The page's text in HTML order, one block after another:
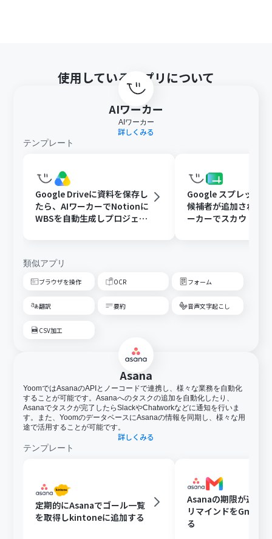
めご注意ください。
使用しているアプリについて
AIワーカー
AIワーカー
詳しくみる
テンプレート
Google Driveに資料を保存し
たら、AIワーカーでNotionに
WBSを自動生成しプロジェク
Google スプレッドシ
候補者が追加された
ーカーでスカウト文
類似アプリ
ブラウザを操作 OCR フォーム
翻訳 要約 音声文字起こし
CSV加工
Asana
YoomではAsanaのAPIとノーコードで連携し、様々な業務を自動化
することが可能です。Asanaへのタスクの追加を自動化したり、
Asanaでタスクが完了したらSlackやChatworkなどに通知を行いま
す。また、YoomのデータベースにAsanaの情報を同期し、様々な用
途で活用することが可能です。
詳しくみる
テンプレート
定期的にAsanaでゴール一覧
を取得しkintoneに追加する
Asanaの期限が近い
リマインドをGmail
る